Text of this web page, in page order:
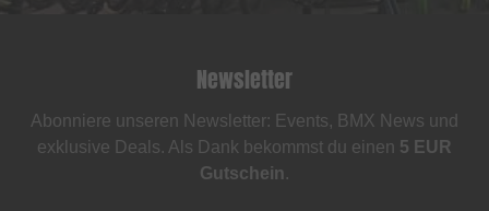
Newsletter
Abonniere unseren Newsletter: Events, BMX News und
exklusive Deals. Als Dank bekommst du einen 5 EUR
Gutschein.